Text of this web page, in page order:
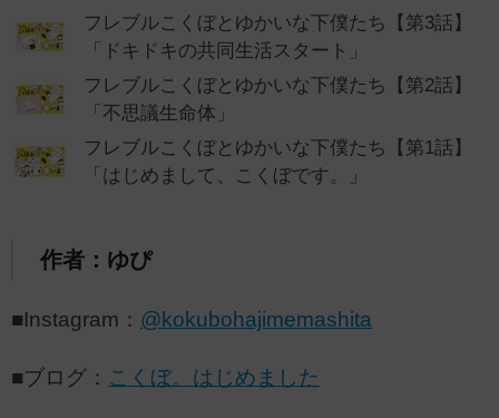
フレブルこくぼとゆかいな下僕たち【第3話】
「ドキドキの共同生活スタート」
フレブルこくぼとゆかいな下僕たち【第2話】
「不思議生命体」
フレブルこくぼとゆかいな下僕たち【第1話】
「はじめまして、こくぼです。」
作者：ゆぴ
■Instagram： @kokubohajimemashita
■ブログ： こくぼ。はじめました